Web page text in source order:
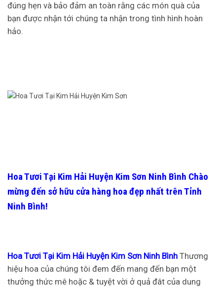
đúng hẹn và bảo đảm an toàn rằng các món quà của
bạn được nhận tới chúng ta nhận trong tình hình hoàn
hảo.
Hoa Tươi Tại Kim Hải Huyện Kim Sơn Ninh Bình Chào
mừng đến sở hữu cửa hàng hoa đẹp nhất trên Tỉnh
Ninh Bình!
Hoa Tươi Tại Kim Hải Huyện Kim Sơn Ninh Bình Thương
hiệu hoa của chúng tôi đem đến mang đến bạn một
thưởng thức mê hoặc & tuyệt vời ở quả đât của dung